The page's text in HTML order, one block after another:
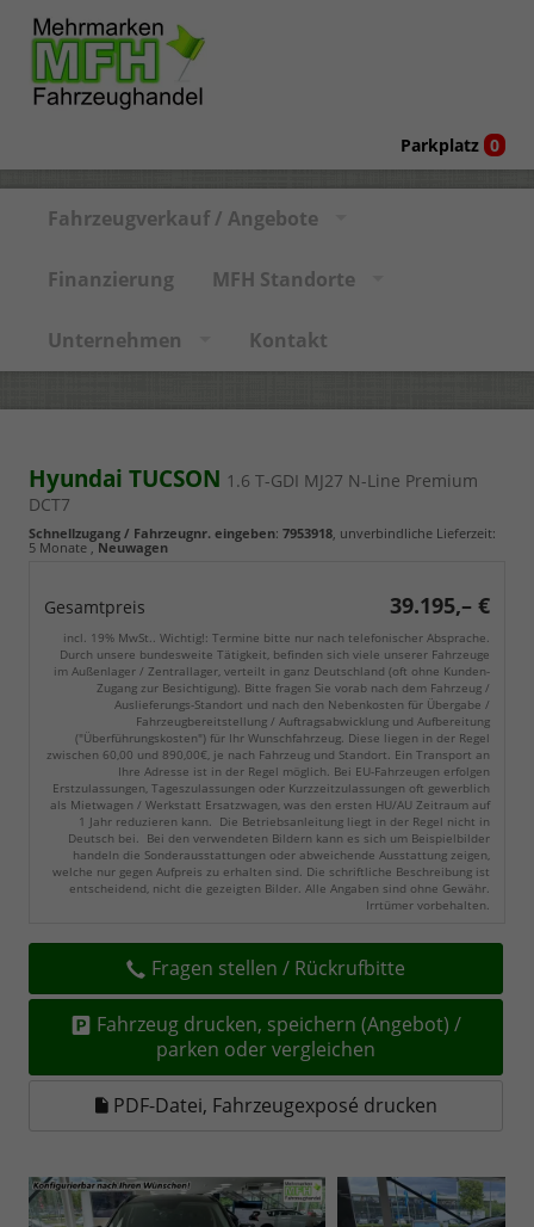
Parkplatz 0
Fahrzeugverkauf / Angebote
Finanzierung MFH Standorte
Unternehmen Kontakt
Hyundai TUCSON 1.6 T-GDI MJ27 N-Line Premium
DCT7
Schnellzugang / Fahrzeugnr. eingeben: 7953918 , unverbindliche Lieferzeit:
5 Monate,Neuwagen
Gesamtpreis 39.195,– €
incl. 19% MwSt.. Wichtig!: Termine bitte nur nach telefonischer Absprache.
Durch unsere bundesweite Tätigkeit, befinden sich viele unserer Fahrzeuge
im Außenlager / Zentrallager, verteilt in ganz Deutschland (oft ohne Kunden-
Zugang zur Besichtigung). Bitte fragen Sie vorab nach dem Fahrzeug /
Auslieferungs-Standort und nach den Nebenkosten für Übergabe /
Fahrzeugbereitstellung / Auftragsabwicklung und Aufbereitung
("Überführungskosten") für Ihr Wunschfahrzeug. Diese liegen in der Regel
zwischen 60,00 und 890,00€, je nach Fahrzeug und Standort. Ein Transport an
Ihre Adresse ist in der Regel möglich. Bei EU-Fahrzeugen erfolgen
Erstzulassungen, Tageszulassungen oder Kurzzeitzulassungen oft gewerblich
als Mietwagen / Werkstatt Ersatzwagen, was den ersten HU/AU Zeitraum auf
1 Jahr reduzieren kann. Die Betriebsanleitung liegt in der Regel nicht in
Deutsch bei. Bei den verwendeten Bildern kann es sich um Beispielbilder
handeln die Sonderausstattungen oder abweichende Ausstattung zeigen,
welche nur gegen Aufpreis zu erhalten sind. Die schriftliche Beschreibung ist
entscheidend, nicht die gezeigten Bilder. Alle Angaben sind ohne Gewähr.
Irrtümer vorbehalten.
Fragen stellen / Rückrufbitte
Fahrzeug drucken, speichern (Angebot) /
parken oder vergleichen
PDF-Datei, Fahrzeugexposé drucken